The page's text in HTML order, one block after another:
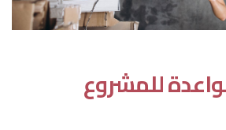
للمشروع